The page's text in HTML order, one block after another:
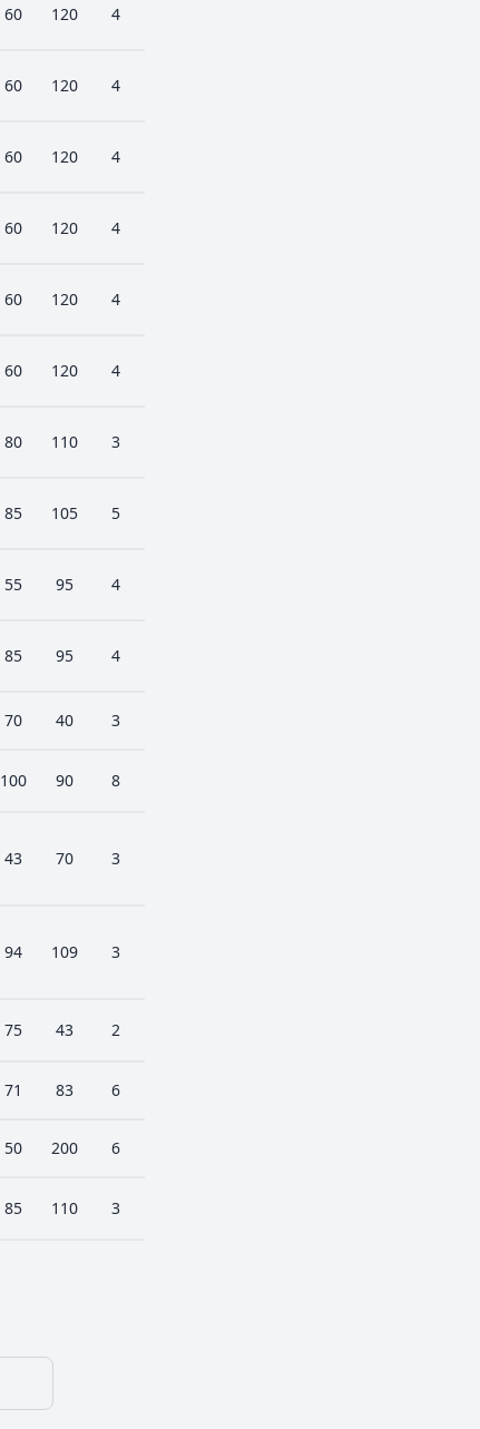
60 120 4
60 120 4
60 120 4
60 120 4
60 120 4
60 120 4
80 110 3
85 105 5
55 95 4
85 95 4
70 40 3
100 90 8
43 70 3
94 109 3
75 43 2
71 83 6
50 200 6
85 110 3